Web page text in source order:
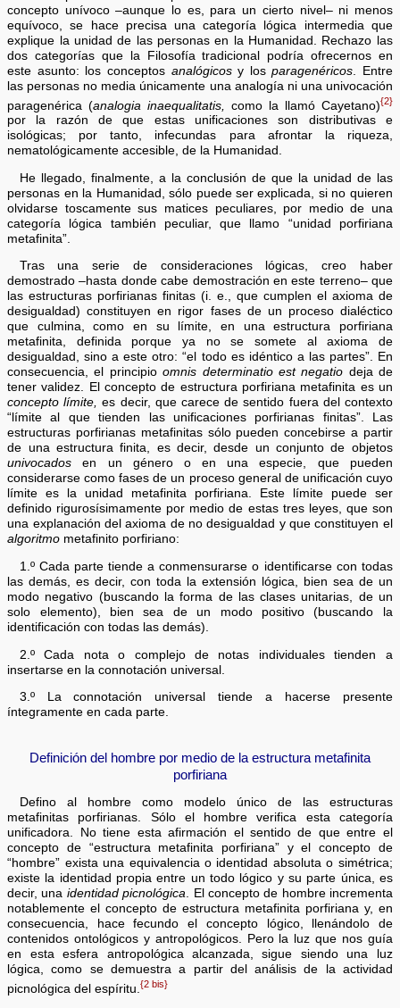
concepto unívoco –aunque lo es, para un cierto nivel– ni menos
equívoco, se hace precisa una categoría lógica intermedia que
explique la unidad de las personas en la Humanidad. Rechazo las
dos categorías que la Filosofía tradicional podría ofrecernos en
este asunto: los conceptos analógicosy losparagenéricos . Entre
las personas no media únicamente una analogía ni una univocación
paragenérica (analogia inaequalitatis, como la llamó Cayetano){2}
por la razón de que estas unificaciones son distributivas e
isológicas; por tanto, infecundas para afrontar la riqueza,
nematológicamente accesible, de la Humanidad.
He llegado, finalmente, a la conclusión de que la unidad de las
personas en la Humanidad, sólo puede ser explicada, si no quieren
olvidarse toscamente sus matices peculiares, por medio de una
categoría lógica también peculiar, que llamo “unidad porfiriana
metafinita”.
Tras una serie de consideraciones lógicas, creo haber
demostrado –hasta donde cabe demostración en este terreno– que
las estructuras porfirianas finitas (i. e., que cumplen el axioma de
desigualdad) constituyen en rigor fases de un proceso dialéctico
que culmina, como en su límite, en una estructura porfiriana
metafinita, definida porque ya no se somete al axioma de
desigualdad, sino a este otro: “el todo es idéntico a las partes”. En
consecuencia, el principioomnis determinatio est negatio deja de
tener validez. El concepto de estructura porfiriana metafinita es un
concepto límite, es decir, que carece de sentido fuera del contexto
“límite al que tienden las unificaciones porfirianas finitas”. Las
estructuras porfirianas metafinitas sólo pueden concebirse a partir
de una estructura finita, es decir, desde un conjunto de objetos
univocados en un género o en una especie, que pueden
considerarse como fases de un proceso general de unificación cuyo
límite es la unidad metafinita porfiriana. Este límite puede ser
definido rigurosísimamente por medio de estas tres leyes, que son
una explanación del axioma de no desigualdad y que constituyen el
algoritmo metafinito porfiriano:
1.º Cada parte tiende a conmensurarse o identificarse con todas
las demás, es decir, con toda la extensión lógica, bien sea de un
modo negativo (buscando la forma de las clases unitarias, de un
solo elemento), bien sea de un modo positivo (buscando la
identificación con todas las demás).
2.º Cada nota o complejo de notas individuales tienden a
insertarse en la connotación universal.
3.º La connotación universal tiende a hacerse presente
íntegramente en cada parte.
Definición del hombre por medio de la estructura metafinita
porfiriana
Defino al hombre como modelo único de las estructuras
metafinitas porfirianas. Sólo el hombre verifica esta categoría
unificadora. No tiene esta afirmación el sentido de que entre el
concepto de “estructura metafinita porfiriana” y el concepto de
“hombre” exista una equivalencia o identidad absoluta o simétrica;
existe la identidad propia entre un todo lógico y su parte única, es
decir, una identidad picnológica. El concepto de hombre incrementa
notablemente el concepto de estructura metafinita porfiriana y, en
consecuencia, hace fecundo el concepto lógico, llenándolo de
contenidos ontológicos y antropológicos. Pero la luz que nos guía
en esta esfera antropológica alcanzada, sigue siendo una luz
lógica, como se demuestra a partir del análisis de la actividad
picnológica del espíritu.{2 bis}